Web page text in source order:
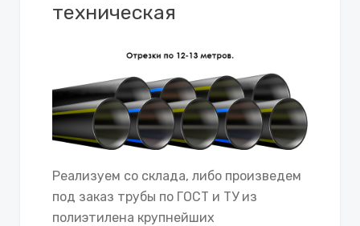
техническая
Реализуем со склада, либо произведем
под заказ трубы по ГОСТ и ТУ из
полиэтилена крупнейших